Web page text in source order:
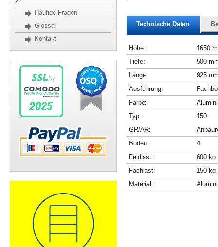
Häufige Fragen
Glossar
Kontakt
Technische Daten
Höhe:
1650
Tiefe:
500
Länge:
925
Ausführung:
Farbe:
Typ:
150
GR/AR:
Böden:
4
Feldlast:
600 kg
Fachlast:
150 kg
Material: